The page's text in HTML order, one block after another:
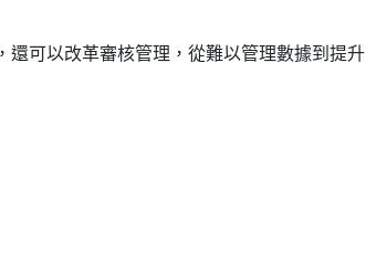
還可以改革審核管理，從難以管理數據到提升